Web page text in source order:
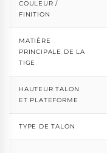
COULEUR /
FINITION
MATIÈRE
PRINCIPALE DE LA
TIGE
HAUTEUR TALON
ET PLATEFORME
TYPE DE TALON